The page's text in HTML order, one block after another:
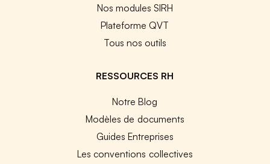
Nos modules SIRH
Plateforme QVT
Tous nos outils
RESSOURCES RH
Notre Blog
Modèles de documents
Guides Entreprises
Les conventions collectives